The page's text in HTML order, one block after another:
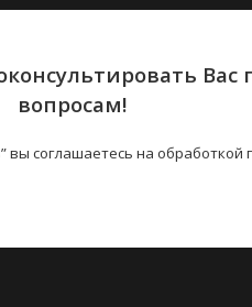
вопросам!
вы соглашаетесь на обработкой